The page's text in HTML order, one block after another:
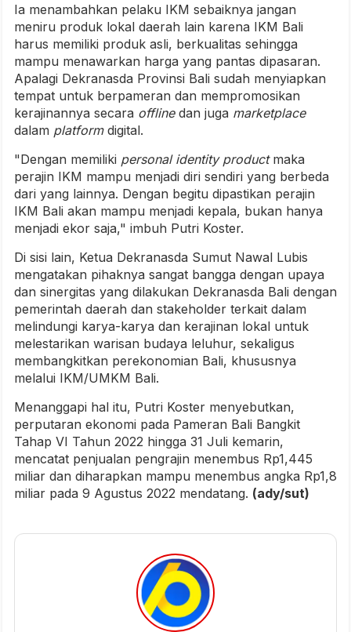
Ia menambahkan pelaku IKM sebaiknya jangan
meniru produk lokal daerah lain karena IKM Bali
harus memiliki produk asli, berkualitas sehingga
mampu menawarkan harga yang pantas dipasaran.
Apalagi Dekranasda Provinsi Bali sudah menyiapkan
tempat untuk berpameran dan mempromosikan
kerajinannya secara offlinedan juga marketplace
dalam platform digital.
"Dengan memiliki personal identity product maka
perajin IKM mampu menjadi diri sendiri yang berbeda
dari yang lainnya. Dengan begitu dipastikan perajin
IKM Bali akan mampu menjadi kepala, bukan hanya
menjadi ekor saja," imbuh Putri Koster.
Di sisi lain, Ketua Dekranasda Sumut Nawal Lubis
mengatakan pihaknya sangat bangga dengan upaya
dan sinergitas yang dilakukan Dekranasda Bali dengan
pemerintah daerah dan stakeholder terkait dalam
melindungi karya-karya dan kerajinan lokal untuk
melestarikan warisan budaya leluhur, sekaligus
membangkitkan perekonomian Bali, khususnya
melalui IKM/UMKM Bali.
Menanggapi hal itu, Putri Koster menyebutkan,
perputaran ekonomi pada Pameran Bali Bangkit
Tahap VI Tahun 2022 hingga 31 Juli kemarin,
mencatat penjualan pengrajin menembus Rp1,445
miliar dan diharapkan mampu menembus angka Rp1,8
miliar pada 9 Agustus 2022 mendatang. (ady/sut)